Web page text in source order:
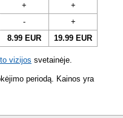
+
+
-
+
8.99 EUR 19.99 EUR
vizijos svetainėje.
periodą. Kainos yra